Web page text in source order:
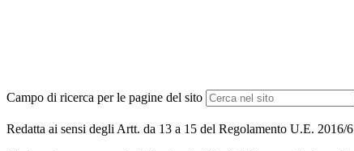
Campo di ricerca per le pagine del sito
Redatta ai sensi degli Artt. da 13 a 15 del Regolamento U.E. 2016/